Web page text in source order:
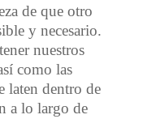
de que otro
y necesario.
nuestros
como las
laten dentro de
a lo largo de